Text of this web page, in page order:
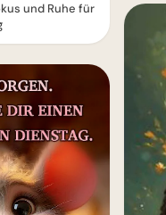
und Ruhe für